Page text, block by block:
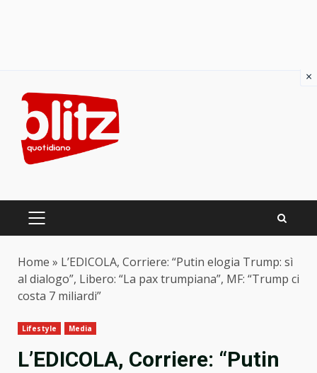
content
PRIMARY
Home » L’EDICOLA, Corriere: “Putin elogia Trump: sì
al dialogo”, Libero: “La pax trumpiana”, MF: “Trump ci
costa 7 miliardi”
Lifestyle Media
L’EDICOLA, Corriere: “Putin
×